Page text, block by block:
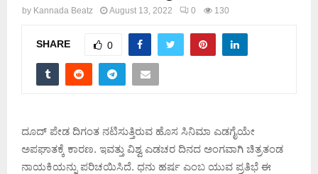
by Kannada Beatz August 13, 2022 0 130
SHARE 0
ದೂದ್ ಪೇಡ ದಿಗಂತ ನಟಿಸುತ್ತಿರುವ ಹೊಸ ಸಿನಿಮಾ ಎಡಗೈಯೇ
ಅಪಘಾತಕ್ಕೆ ಕಾರಣ. ಇವತ್ತು ವಿಶ್ವ ಎಡಚರ ದಿನದ ಅಂಗವಾಗಿ ಚಿತ್ರತಂಡ
ನಾಯಕಿಯನ್ನು ಪರಿಚಯಿಸಿದೆ. ಧನು ಹರ್ಷ ಎಂಬ ಯುವ ಪ್ರತಿಭೆ ಈ